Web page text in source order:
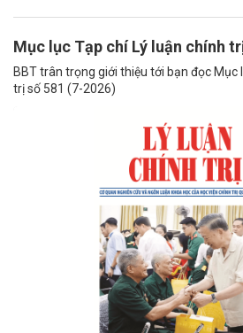
Mục lục Tạp chí Lý luận chính
BBT trân trọng giới thiệu tới bạn đọc Mục
trị số 581 (7-2026)